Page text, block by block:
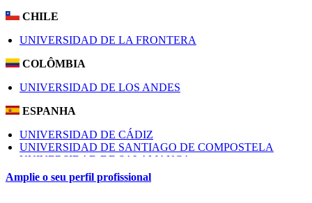
CHILE
UNIVERSIDAD DE LA FRONTERA
COLÔMBIA
UNIVERSIDAD DE LOS ANDES
ESPANHA
UNIVERSIDAD DE CÁDIZ
UNIVERSIDAD DE SANTIAGO DE COMPOSTELA
UNIVERSIDAD DE SALAMANCA
UNIVERSIDAD DE OVIEDO
UNIVERSIDAD DE JAÉN
Amplie o seu perfil profissional